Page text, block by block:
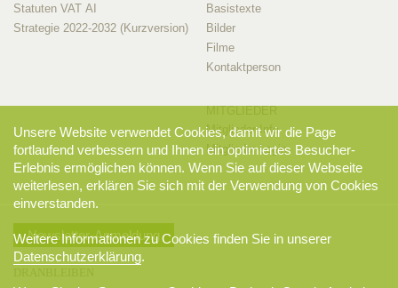
Statuten VAT AI
Strategie 2022-2032 (Kurzversion)
Basistexte
Bilder
Filme
Kontaktperson
MITGLIEDER
Mitglieder-Info
Mitglieder-Login
Newsletter-Anmeldung
Unsere Website verwendet Cookies, damit wir die Page
fortlaufend verbessern und Ihnen ein optimiertes Besucher-
Erlebnis ermöglichen können. Wenn Sie auf dieser Webseite
weiterlesen, erklären Sie sich mit der Verwendung von Cookies
einverstanden.
Weitere Informationen zu Cookies finden Sie in unserer
Datenschutzerklärung.